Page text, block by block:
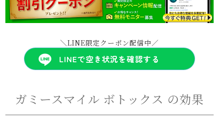
＼LINE限定クーポン配信中／
LINEで空き状況を確認する
ガミースマイル ボトックス の効果